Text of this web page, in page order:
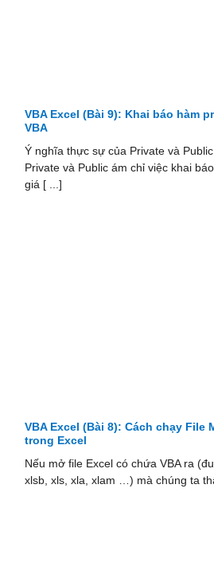
VBA Excel (Bài 9): Khai báo hàm
VBA
Ý nghĩa thực sự của Private và
Private và Public ám chỉ việc khai
giá [ ...]
VBA Excel (Bài 8): Cách chạy File
trong Excel
Nếu mở file Excel có chứa VBA ra
xlsb, xls, xla, xlam …) mà chúng ta